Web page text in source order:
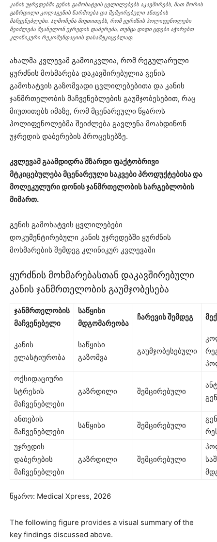
კანის უჯრედებში გენის გამოხატვის ცვლილებებს აკავშირებს, მათ შორის
გაზრდილი კოლაგენის წარმოება და შემცირებული ანთების
მაჩვენებლები. აღმოჩენა მიუთითებს, რომ ყურძნის პოლიფენოლები
შეიძლება შეანელონ უჯრედის დაბერება, თუმცა დიდი ცდები აჭირებთ
კლინიკური რეკომენდაციის დასამტკიცებლად.
ახალმა კვლევამ გამოიკვლია, რომ რეგულარული
ყურძნის მოხმარება დაკავშირებულია გენის
გამოხატვის გაზომვადი ცვლილებებითა და კანის
ჯანმრთელობის მაჩვენებლების გაუმჯობესებით, რაც
მიუთითებს იმაზე, რომ მცენარეული წყაროს
პოლიფენოლებმა შეიძლება გავლენა მოახდინონ
უჯრედის დაბერების პროცესებზე.
კვლევამ გაამდიდრა მზარდი ფაქტობრივი
მტკიცებულება მცენარეული საკვები პროდუქტებისა და
მოლეკულური დონის ჯანმრთელობის სარგებლობის
მიმართ.
გენის გამოხატვის ცვლილებები
დოკუმენტირებული კანის უჯრედებში ყურძნის
მოხმარების შემდეგ კლინიკურ კვლევაში
ყურძნის მოხმარებასთან დაკავშირებული
კანის ჯანმრთელობის გაუმჯობესება
ჯანმრთელობის
მაჩვენებელი
საწყისი
მდგომარეობა
ჩარევის შემდეგ
კანის
ელასტიურობა
საწყისი
გაზომვა
გაუმჯობესებული
ოქსიდაციური
სტრესის
მაჩვენებლები
გაზრდილი შემცირებული
ანთების
მაჩვენებლები
საწყისი შემცირებული
უჯრედის
დაბერების
მაჩვენებლები
გაზრდილი შემცირებული
წყარო: Medical Xpress, 2026
The following figure provides a visual summary of the
key findings discussed above.